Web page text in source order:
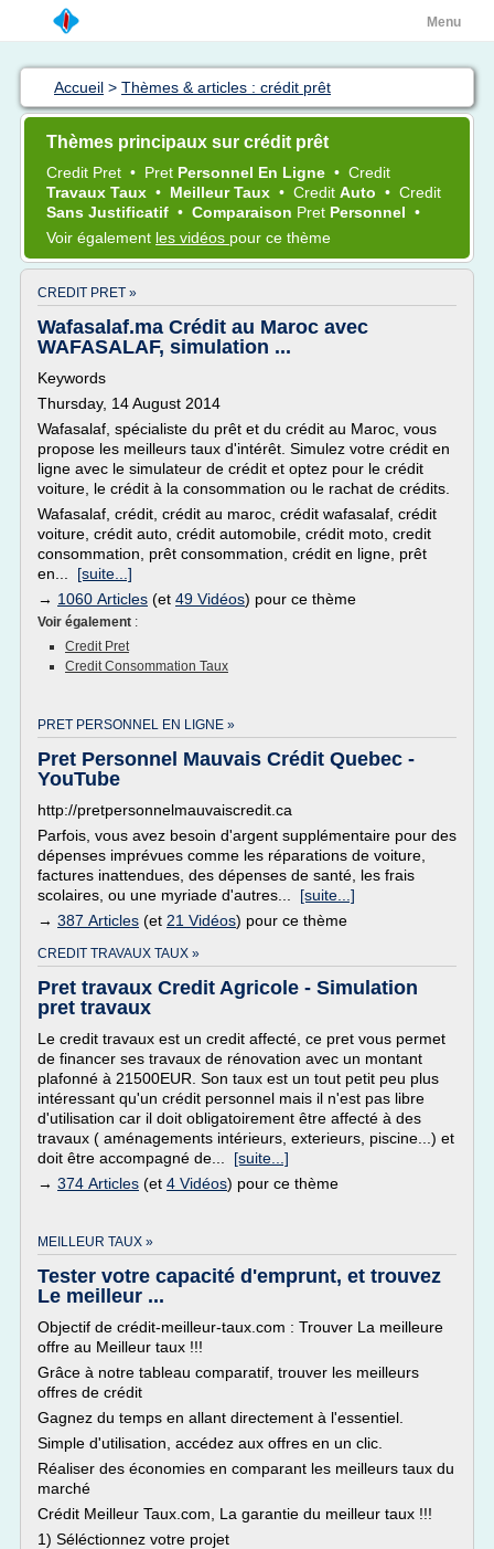
Menu
Accueil > Thèmes & articles : crédit prêt
Thèmes principaux sur crédit prêt
Credit Pret • Pret Personnel En Ligne • Credit
Travaux Taux • Meilleur Taux • Credit Auto • Credit
Sans Justificatif • Comparaison Pret Personnel •
Voir également les vidéos pour ce thème
CREDIT PRET »
Wafasalaf.ma Crédit au Maroc avec
WAFASALAF, simulation ...
Keywords
Thursday, 14 August 2014
Wafasalaf, spécialiste du prêt et du crédit au Maroc, vous
propose les meilleurs taux d'intérêt. Simulez votre crédit en
ligne avec le simulateur de crédit et optez pour le crédit
voiture, le crédit à la consommation ou le rachat de crédits.
Wafasalaf, crédit, crédit au maroc, crédit wafasalaf, crédit
voiture, crédit auto, crédit automobile, crédit moto, credit
consommation, prêt consommation, crédit en ligne, prêt
en... [suite...]
→ 1060 Articles (et 49 Vidéos) pour ce thème
Voir également :
Credit Pret
Credit Consommation Taux
PRET PERSONNEL EN LIGNE »
Pret Personnel Mauvais Crédit Quebec -
YouTube
http://pretpersonnelmauvaiscredit.ca
Parfois, vous avez besoin d'argent supplémentaire pour des
dépenses imprévues comme les réparations de voiture,
factures inattendues, des dépenses de santé, les frais
scolaires, ou une myriade d'autres... [suite...]
→ 387 Articles (et 21 Vidéos) pour ce thème
CREDIT TRAVAUX TAUX »
Pret travaux Credit Agricole - Simulation
pret travaux
Le credit travaux est un credit affecté, ce pret vous permet
de financer ses travaux de rénovation avec un montant
plafonné à 21500EUR. Son taux est un tout petit peu plus
intéressant qu'un crédit personnel mais il n'est pas libre
d'utilisation car il doit obligatoirement être affecté à des
travaux ( aménagements intérieurs, exterieurs, piscine...) et
doit être accompagné de... [suite...]
→ 374 Articles (et 4 Vidéos) pour ce thème
MEILLEUR TAUX »
Tester votre capacité d'emprunt, et trouvez
Le meilleur ...
Objectif de crédit-meilleur-taux.com : Trouver La meilleure
offre au Meilleur taux !!!
Grâce à notre tableau comparatif, trouver les meilleurs
offres de crédit
Gagnez du temps en allant directement à l'essentiel.
Simple d'utilisation, accédez aux offres en un clic.
Réaliser des économies en comparant les meilleurs taux du
marché
Crédit Meilleur Taux.com, La garantie du meilleur taux !!!
1) Séléctionnez votre projet